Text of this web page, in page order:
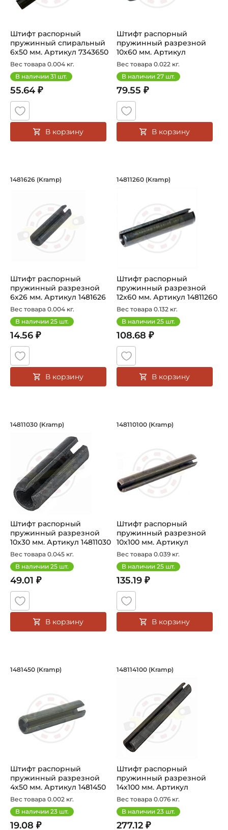
Штифт распорный
пружинный cпиральный
6х50 мм. Артикул 7343650
(Kramp)
Вес товара 0.004 кг.
В наличии 31 шт.
55.64 ₽
В корзину
Штифт распорный
пружинный разрезной
10х60 мм. Артикул
14811060 (Kramp)
Вес товара 0.022 кг.
В наличии 27 шт.
79.55 ₽
В корзину
Штифт распорный пружинный
1481626 (Kramp)
Штифт распорный
пружинный разрезной
6х26 мм. Артикул 1481626
(Kramp)
Вес товара 0.004 кг.
В наличии 25 шт.
14.56 ₽
В корзину
Штифт распорный
14811260 (Kramp)
Штифт распорный
пружинный разрезной
12x60 мм. Артикул 14811260
(Kramp)
Вес товара 0.132 кг.
В наличии 25 шт.
108.68 ₽
В корзину
Штифт распорный пружинный
14811030 (Kramp)
Штифт распорный
пружинный разрезной
10х30 мм. Артикул 14811030
(Kramp)
Вес товара 0.045 кг.
В наличии 25 шт.
49.01 ₽
В корзину
Штифт распорный
148110100 (Kramp)
Штифт распорный
пружинный разрезной
10х100 мм. Артикул
148110100 (Kramp...
Вес товара 0.039 кг.
В наличии 25 шт.
135.19 ₽
В корзину
Штифт распорный пружинный
1481450 (Kramp)
Штифт распорный
пружинный разрезной
4х50 мм. Артикул 1481450
(Kramp)
Вес товара 0.002 кг.
В наличии 23 шт.
19.08 ₽
Штифт распорный
148114100 (Kramp)
Штифт распорный
пружинный разрезной
14х100 мм. Артикул
148114100 (Kramp...
Вес товара 0.076 кг.
В наличии 23 шт.
277.12 ₽